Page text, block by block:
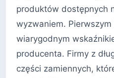
produktów dostępnych
wyzwaniem.
wiarygodnym
producenta. Firmy z
części zamiennych,